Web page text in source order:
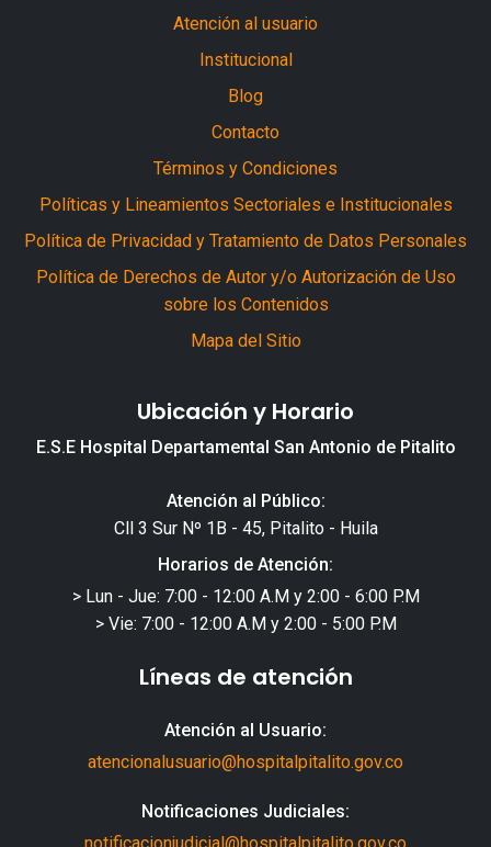
Atención al usuario
Institucional
Blog
Contacto
Términos y Condiciones
Políticas y Lineamientos Sectoriales e Institucionales
Política de Privacidad y Tratamiento de Datos Personales
Política de Derechos de Autor y/o Autorización de Uso
sobre los Contenidos
Mapa del Sitio
Ubicación y Horario
E.S.E Hospital Departamental San Antonio de Pitalito
Atención al Público:
Cll 3 Sur Nº 1B - 45, Pitalito - Huila
Horarios de Atención:
> Lun - Jue: 7:00 - 12:00 A.M y 2:00 - 6:00 P.M
> Vie: 7:00 - 12:00 A.M y 2:00 - 5:00 P.M
Líneas de atención
Atención al Usuario:
atencionalusuario@hospitalpitalito.gov.co
Notificaciones Judiciales: